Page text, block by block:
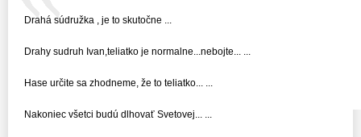
Drahá súdružka , je to skutočne ...
Drahy sudruh Ivan,teliatko je normalne...nebojte... ...
Hase určite sa zhodneme, že to teliatko... ...
Nakoniec všetci budú dlhovať Svetovej... ...